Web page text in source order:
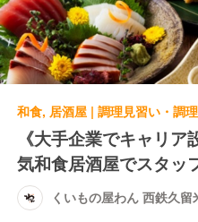
《大手企業でキャリ
気和食居酒屋でスタッ
くいもの屋わん 西鉄久